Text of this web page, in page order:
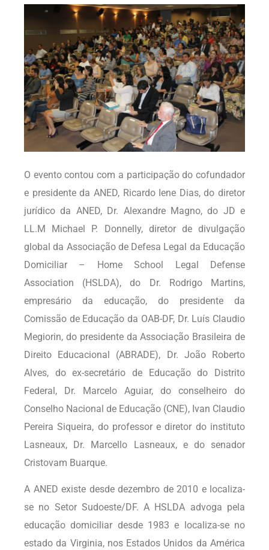
O evento contou com a participação do cofundador
e presidente da ANED, Ricardo Iene Dias, do diretor
jurídico da ANED, Dr. Alexandre Magno, do JD e
LL.M Michael P. Donnelly, diretor de divulgação
global da Associação de Defesa Legal da Educação
Domiciliar – Home School Legal Defense
Association (HSLDA), do Dr. Rodrigo Martins,
empresário da educação, do presidente da
Comissão de Educação da OAB-DF, Dr. Luís Claudio
Megiorin, do presidente da Associação Brasileira de
Direito Educacional (ABRADE), Dr. João Roberto
Alves, do ex-secretário de Educação do Distrito
Federal, Dr. Marcelo Aguiar, do conselheiro do
Conselho Nacional de Educação (CNE), Ivan Claudio
Pereira Siqueira, do professor e diretor do instituto
Lasneaux, Dr. Marcello Lasneaux, e do senador
Cristovam Buarque.
A ANED existe desde dezembro de 2010 e localiza-
se no Setor Sudoeste/DF. A HSLDA advoga pela
educação domiciliar desde 1983 e localiza-se no
estado da Virginia, nos Estados Unidos da América